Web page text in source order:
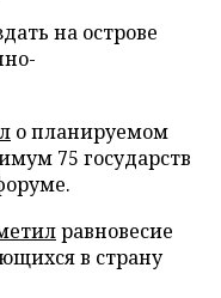
на острове
о планируемом
75 государств
равновесие
в страну